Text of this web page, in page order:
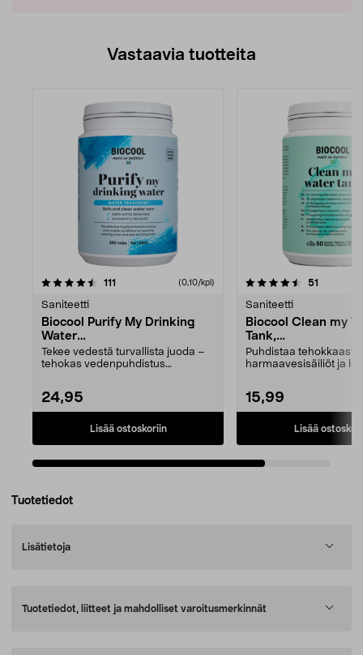
Vastaavia tuotteita
111 (0,10/kpl)
Saniteetti
Biocool Purify My Drinking
Water
Vedenpuhdistustabletit, 250
kpl
Tekee vedestä turvallista juoda –
tehokas vedenpuhdistus
24,95
Lisää ostoskoriin
4.5viidestä
51
Saniteetti
Biocool Clean my
Tank,
kpl
Puhdistaa tehokkaasti
harmaavesisäiliöt ja
15,99
Lisää
Tuotetiedot
Lisätietoja
Tuotetiedot, liitteet ja mahdolliset varoitusmerkinnät